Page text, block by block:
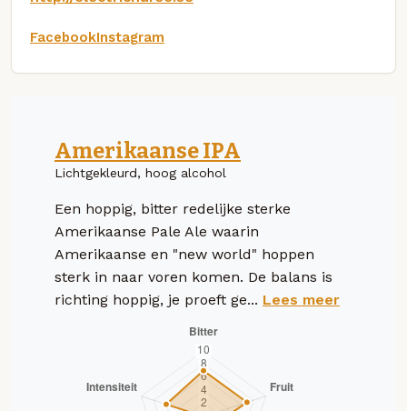
FacebookInstagram
Amerikaanse IPA
Lichtgekleurd, hoog alcohol
Een hoppig, bitter redelijke sterke
Amerikaanse Pale Ale waarin
Amerikaanse en "new world" hoppen
sterk in naar voren komen. De balans is
richting hoppig, je proeft ge... Lees meer